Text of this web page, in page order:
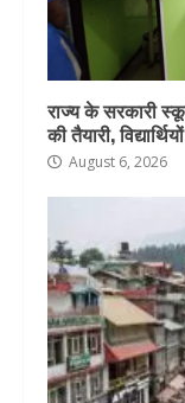
राज्य के सरकारी
की तैयारी,
August 6, 2026